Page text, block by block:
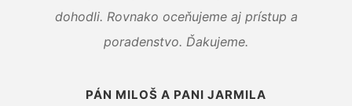
dohodli. Rovnako oceňujeme aj prístup a
poradenstvo. Ďakujeme.
PÁN MILOŠ A PANI JARMILA